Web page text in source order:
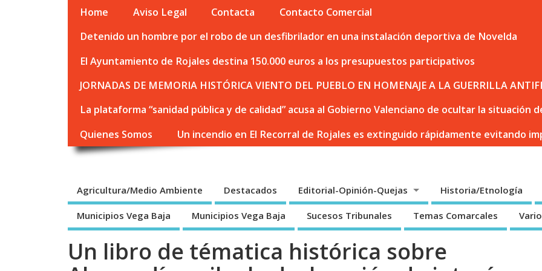
Home Aviso Legal Contacta
Contacto Comercial
Detenido un hombre por el robo de un desfibrilador en una instalación deportiva de Novelda
El Ayuntamiento de Rojales destina 150.000 euros a los presupuestos participativos
JORNADAS DE MEMORIA HISTÓRICA VIENTO DEL PUEBLO EN HOMENAJE A LA GUERRILLA
La plataforma “sanidad pública y de calidad” acusa al Gobierno Valenciano de ocultar la
Quienes Somos
Un incendio en El Recorral de Rojales es extinguido rápidamente evitando
Agricultura/Medio Ambiente Destacados Editorial-Opinión-Quejas Historia/Etnología
Municipios Vega Baja Municipios Vega Baja Sucesos Tribunales Temas Comarcales
Un libro de tématica histórica sobre